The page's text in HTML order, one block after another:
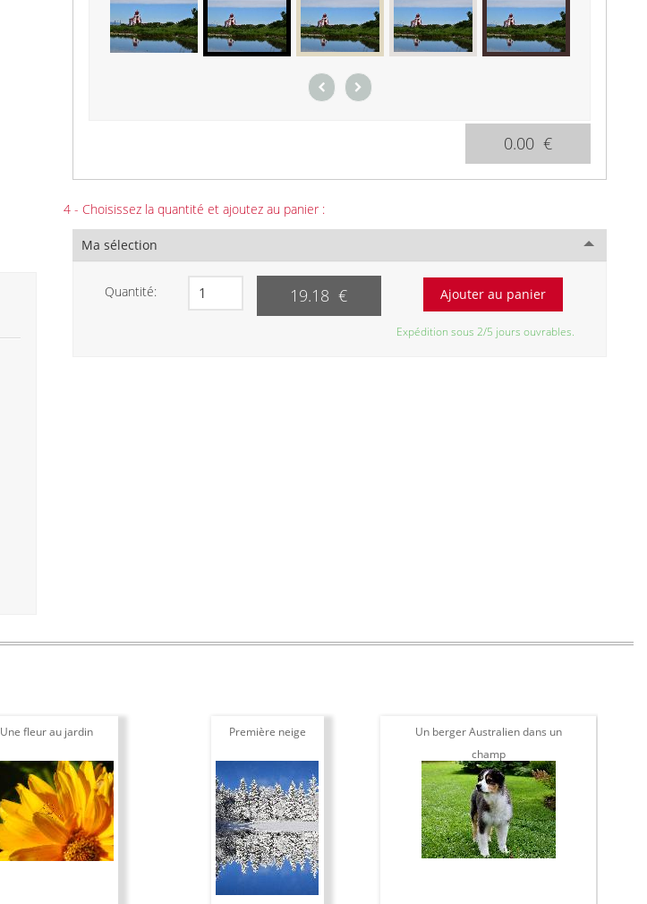
0.00 €
4 - Choisissez la quantité et ajoutez au panier :
Ma sélection
Quantité: 19.18 €
Expédition sous 2/5 jours ouvrables.
Une fleur au jardin Première neige
Un berger Australien dans un
champ